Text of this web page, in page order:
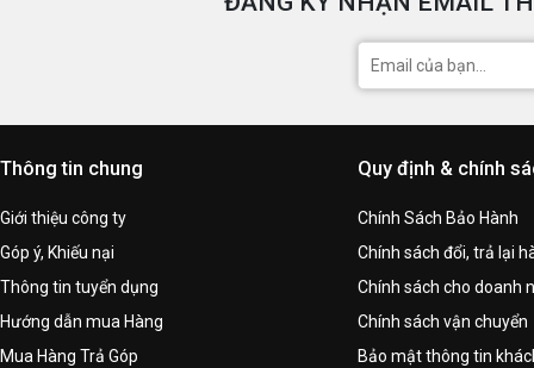
Thông tin chung
Giới thiệu công ty
Góp ý, Khiếu nại
Thông tin tuyển dụng
Hướng dẫn mua Hàng
Mua Hàng Trả Góp
Quy định & chính
Chính Sách Bảo Hành
Chính sách đổi, trả lại
Chính sách cho doanh
Chính sách vận chuyển
Bảo mật thông tin